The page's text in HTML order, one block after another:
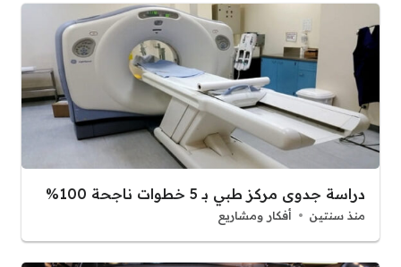
دراسة جدوى مركز طبي بـ 5 خطوات ناجحة 100%
منذ سنتين أفكار ومشاريع